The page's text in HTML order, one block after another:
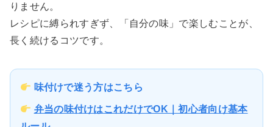
りません。
レシピに縛られすぎず、「自分の味」で楽しむことが、
長く続けるコツです。
味付けで迷う方はこちら
弁当の味付けはこれだけでOK｜初心者向け基本